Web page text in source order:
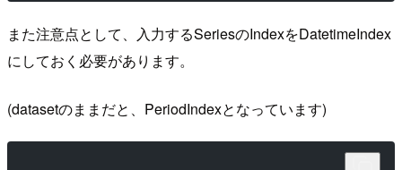
また注意点として、入力するSeriesのIndexをDatetimeIndex
にしておく必要があります。
(datasetのままだと、PeriodIndexとなっています)